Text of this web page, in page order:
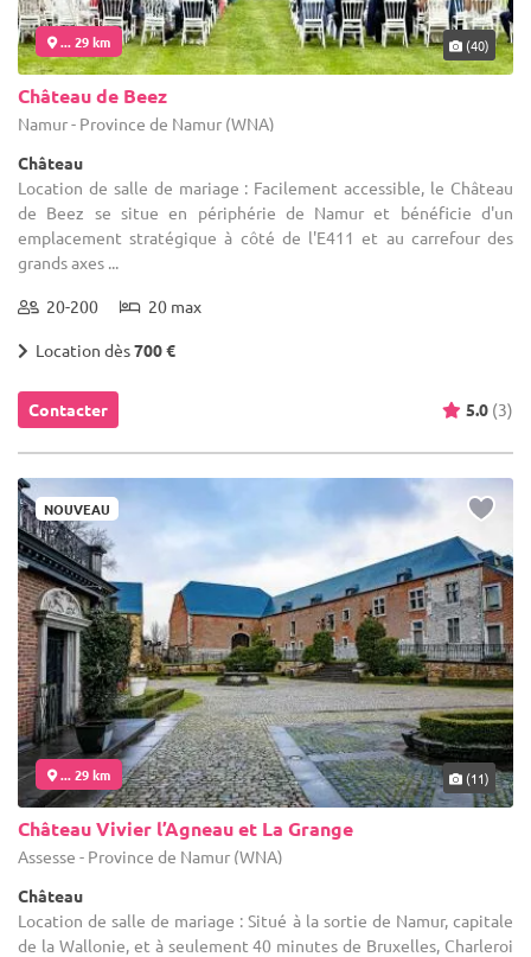
... 29 km (40)
Château de Beez
Namur - Province de Namur (WNA)
Château
Location de salle de mariage : Facilement accessible, le Château
de Beez se situe en périphérie de Namur et bénéficie d'un
emplacement stratégique à côté de l'E411 et au carrefour des
grands axes ...
20-200 20 max
Location dès700 €
Contacter 5.0 (3)
NOUVEAU
... 29 km (11)
Château Vivier l’Agneau et La Grange
Assesse - Province de Namur (WNA)
Château
Location de salle de mariage : Situé à la sortie de Namur, capitale
de la Wallonie, et à seulement 40 minutes de Bruxelles, Charleroi